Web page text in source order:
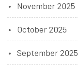
November 2025
October 2025
September 2025